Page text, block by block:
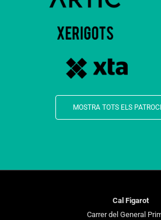
MOSTRA TOTS ELS
Cal Figarot
Carrer del General